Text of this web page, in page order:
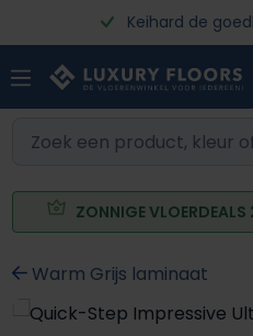
Ga naar de hoofdinhoud
Keihard de
ZONNIGE
Warm Grijs laminaat
Afbeeldingengalerij